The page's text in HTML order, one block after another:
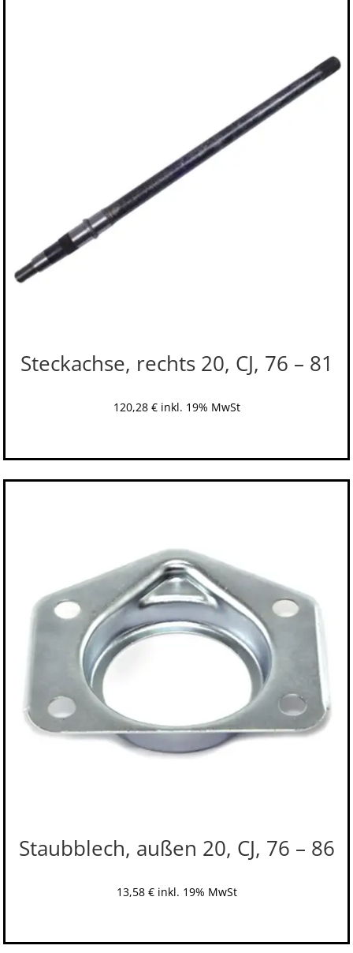
Steckachse, rechts 20, CJ, 76 – 81
120,28 € inkl. 19% MwSt
Staubblech, außen 20, CJ, 76 – 86
13,58 € inkl. 19% MwSt